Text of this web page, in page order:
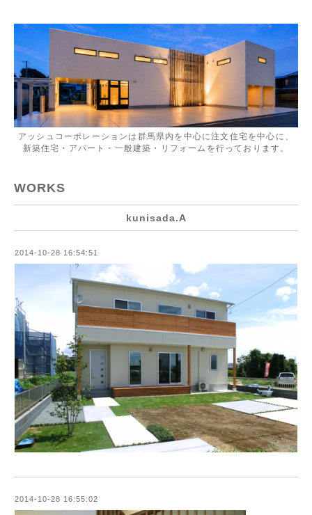
アッシュコーポレーションは群馬県内を中心に注文住宅を中心に、
新築住宅・アパート・一般建築・リフォームを行っております。
WORKS
kunisada.A
2014-10-28 16:54:51
2014-10-28 16:55:02